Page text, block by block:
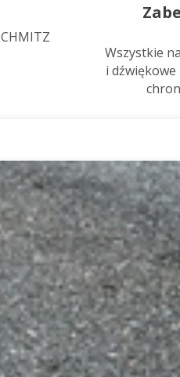
Wszystkie
i